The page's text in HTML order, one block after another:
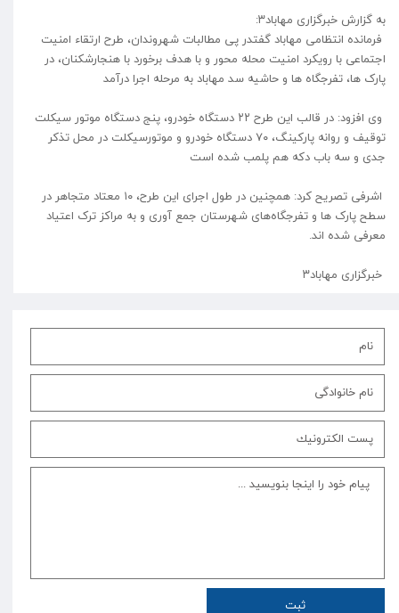
به گزارش خبرگزاری مهاباد۳:
فرمانده انتظامی مهاباد گفتدر پی مطالبات شهروندان، طرح ارتقاء امنیت
اجتماعی با رویکرد امنیت محله محور و با هدف برخورد با هنجارشکنان، در
پارک ها، تفرجگاه ها و حاشیه سد مهاباد به مرحله اجرا درآمد
وی افزود: در قالب این طرح ۲۲ دستگاه خودرو، پنج دستگاه موتور سیکلت
توقیف و روانه پارکینگ، ۷۰ دستگاه خودرو و موتورسیکلت در محل تذکر
جدی و سه باب دکه هم پلمب شده است
اشرفی تصریح کرد: همچنین در طول اجرای این طرح، ۱۰ معتاد متجاهر در
سطح پارک ها و تفرجگاه‌های شهرستان جمع آوری و به مراکز ترک اعتیاد
معرفی شده اند.
خبرگزاری مهاباد۳
ثبت